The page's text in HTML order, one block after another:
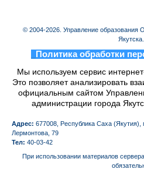
© 2004-2026. Управление образования
Якутска.
Политика обработки
Мы используем сервис
Это позволяет анализировать
официальным сайтом
администрации города
Адрес: 677008, Республика Саха (Якутия),
Лермонтова, 79
Тел: 40-03-42
При использовании материалов